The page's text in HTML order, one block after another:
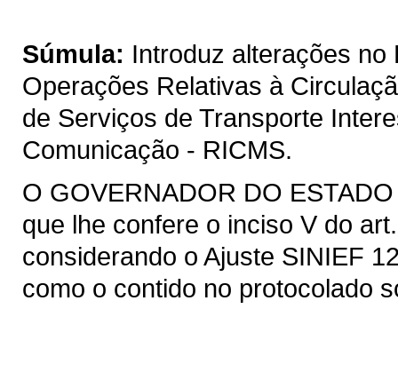
Súmula: Introduz alterações
Operações Relativas à
de Serviços de Transporte
Comunicação - RICMS.
O GOVERNADOR DO
que lhe confere o inciso V do
considerando o Ajuste SINIEF
como o contido no protocolado